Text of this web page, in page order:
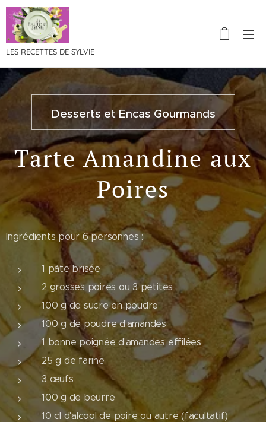
LES RECETTES DE SYLVIE
Desserts et Encas Gourmands
Tarte Amandine aux
Poires
Ingrédients pour 6 personnes :
1 pâte brisée
2 grosses poires ou 3 petites
100 g de sucre en poudre
100 g de poudre d'amandes
1 bonne poignée d'amandes effilées
25 g de farine
3 œufs
100 g de beurre
10 cl d'alcool de poire ou autre (facultatif)